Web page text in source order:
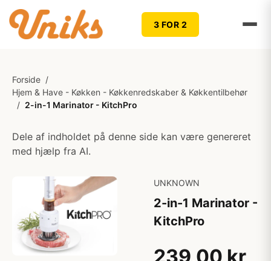
3 FOR 2
Forside /
Hjem & Have - Køkken - Køkkenredskaber & Køkkentilbehør
/ 2-in-1 Marinator - KitchPro
Dele af indholdet på denne side kan være genereret
med hjælp fra AI.
UNKNOWN
2-in-1 Marinator -
KitchPro